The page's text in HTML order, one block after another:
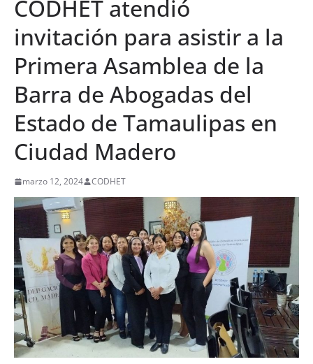
CODHET atendió
invitación para asistir a la
Primera Asamblea de la
Barra de Abogadas del
Estado de Tamaulipas en
Ciudad Madero
marzo 12, 2024 CODHET